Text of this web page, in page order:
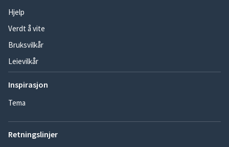
Hjelp
Verdt å vite
Bruksvilkår
Leievilkår
Inspirasjon
Tema
Retningslinjer